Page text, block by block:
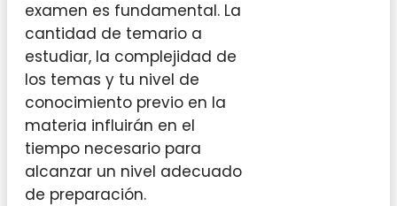
examen es fundamental. La
cantidad de temario a
estudiar, la complejidad de
los temas y tu nivel de
conocimiento previo en la
materia influirán en el
tiempo necesario para
alcanzar un nivel adecuado
de preparación.